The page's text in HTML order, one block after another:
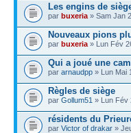
Les engins de
par buxeria » Sam Jan
Nouveaux pions
par buxeria » Lun Fév
Qui a joué une
par arnaudpp » Lun Mai
Règles de siège
par Gollum51 » Lun Fév
résidents du
par Victor of drakar »